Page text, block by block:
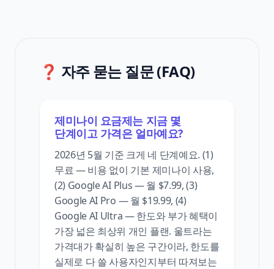
❓ 자주 묻는 질문 (FAQ)
제미나이 요금제는 지금 몇
단계이고 가격은 얼마예요?
2026년 5월 기준 크게 네 단계예요. (1)
무료 — 비용 없이 기본 제미나이 사용,
(2) Google AI Plus — 월 $7.99, (3)
Google AI Pro — 월 $19.99, (4)
Google AI Ultra — 한도와 부가 혜택이
가장 넓은 최상위 개인 플랜. 울트라는
가격대가 확실히 높은 구간이라, 한도를
실제로 다 쓸 사용자인지부터 따져보는